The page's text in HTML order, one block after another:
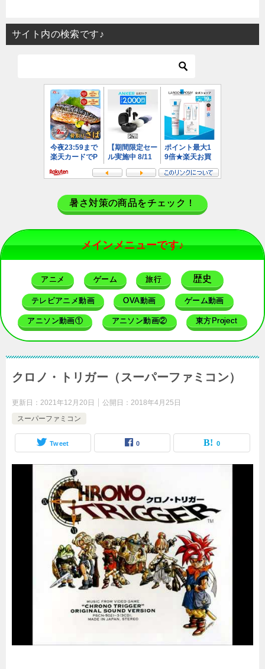
サイト内の検索です♪
暑さ対策の商品をチェック！
メインメニューです♪
アニメ ゲーム 旅行 歴史
テレビアニメ動画 OVA動画 ゲーム動画
アニソン動画① アニソン動画② 東方Project
クロノ・トリガー（スーパーファミコン）
更新日： 2021年12月20日 公開日： 2018年4月25日
スーパーファミコン
Tweet 0 0